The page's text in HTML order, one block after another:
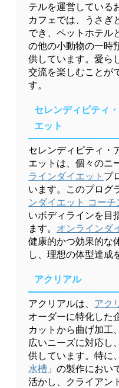
テルを運営している
カフェでは、うさぎ
でき、ペットホテル
の他の小動物の一時
供しています。愛ら
交流を楽しむことが
す。
セレンディピティ
エット
セレンディピティ・
エットは、個々のニ
ラインダイエット プ
います。このプログ
ンダイエット コーチ
いボディラインを目
ます。 オンラインダ
健康的かつ効果的な
し、理想の体型達成
アクリアル
アクリアルは、 アク
オーダーに特化した
カットから曲げ加工
広いニーズに対応し
供しています。特に
水槽 」の製作におい
活かし、クライアン